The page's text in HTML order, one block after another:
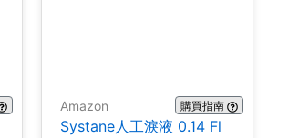
Amazon 購買指南
Systane人工淚液 0.14 Fl